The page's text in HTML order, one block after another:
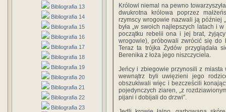
Bibliografia 13
Bibliografia 14
Bibliografia 15
Bibliografia 16
Bibliografia 17
Bibliografia 18
Bibliografia 19
Bibliografia 20
Bibliografia 21
Bibliografia 22
Bibliografia 23
Królowi niemal na pewno
dwukrotna królowa poprzez
rzymscy wrogowie nazwali ją później
była „w swoich najlepszych latach i
początku rebelii ona i jej brat,
wrogowie), próbowali zwrócić się do
Teraz ta trójka Żydów przyglądała
Berenika z łoża jego niszczyciela.
Jeńcy i zbiegowie przynosili z miasta
wewnątrz byli uwięzieni jego
obszukiwali więc i bezcześcili
pojedynczych ziaren, „z
pijani i dobijali do drzwi”.